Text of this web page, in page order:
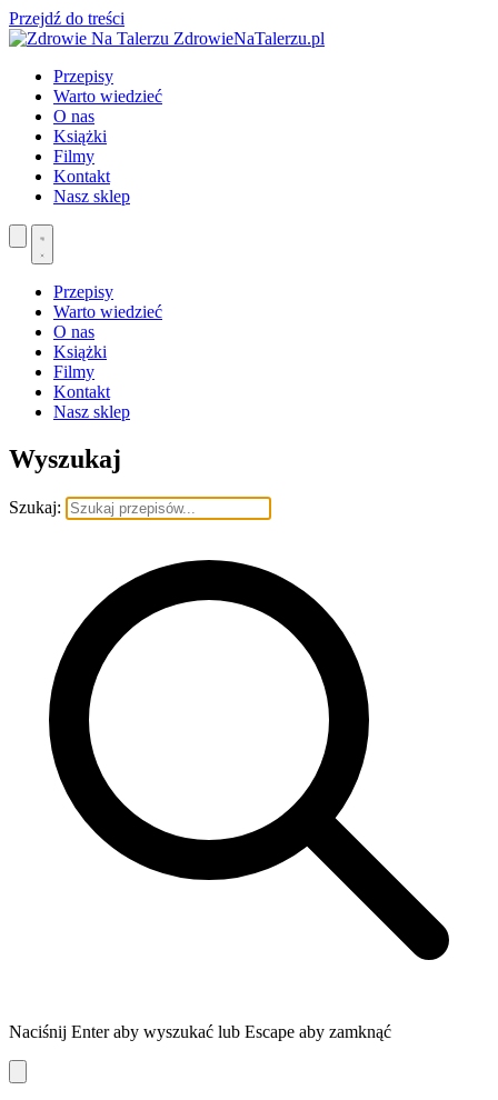
Przejdź do treści
ZdrowieNaTalerzu.pl
Przepisy
Warto wiedzieć
O nas
Książki
Filmy
Kontakt
Nasz sklep
Przepisy
Warto wiedzieć
O nas
Książki
Filmy
Kontakt
Nasz sklep
Wyszukaj
Szukaj:
Naciśnij Enter aby wyszukać lub Escape aby zamknąć